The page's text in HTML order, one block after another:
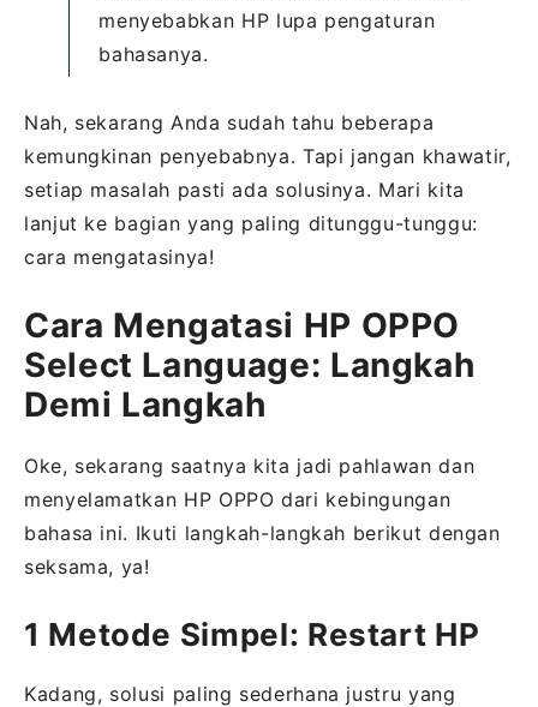
menyebabkan HP lupa pengaturan
bahasanya.
Nah, sekarang Anda sudah tahu beberapa
kemungkinan penyebabnya. Tapi jangan khawatir,
setiap masalah pasti ada solusinya. Mari kita
lanjut ke bagian yang paling ditunggu-tunggu:
cara mengatasinya!
Cara Mengatasi HP OPPO
Select Language: Langkah
Demi Langkah
Oke, sekarang saatnya kita jadi pahlawan dan
menyelamatkan HP OPPO dari kebingungan
bahasa ini. Ikuti langkah-langkah berikut dengan
seksama, ya!
1 Metode Simpel: Restart HP
Kadang, solusi paling sederhana justru yang